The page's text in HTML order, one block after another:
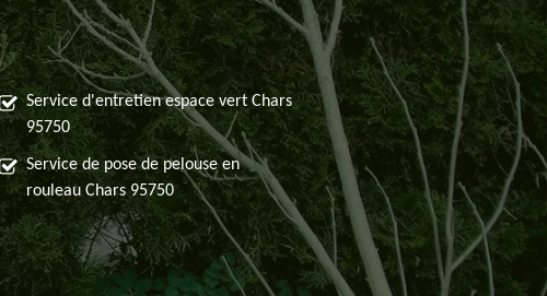
Service d'entretien espace vert Chars
95750
Service de pose de pelouse en
rouleau Chars 95750